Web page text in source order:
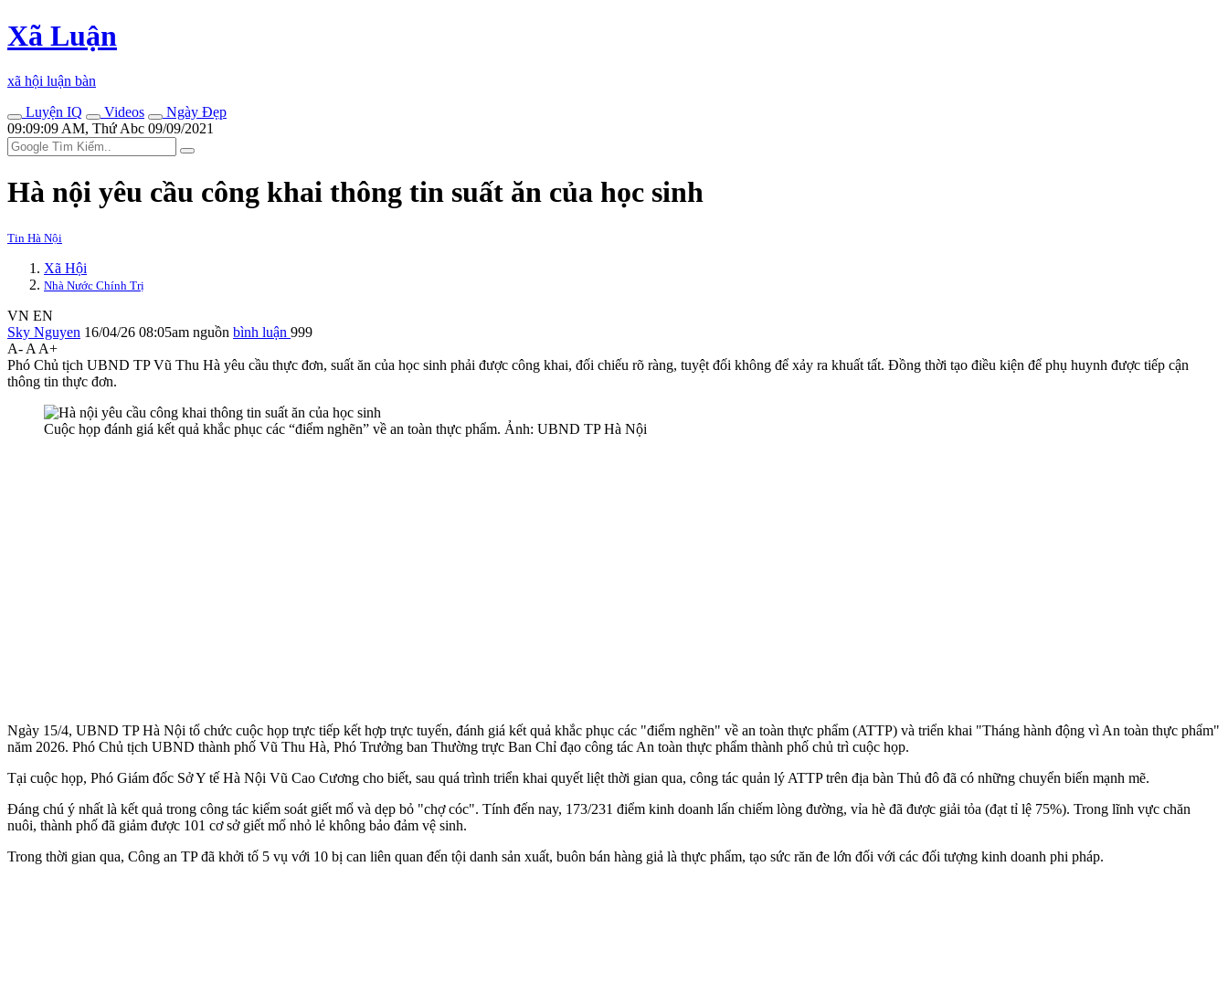
Xã Luận
xã hội luận bàn
Luyện IQ
Videos
Ngày Đẹp
09:09:09 AM, Thứ Abc 09/09/2021
Hà nội yêu cầu công khai thông tin suất ăn của học sinh
Tin Hà Nội
Xã Hội
Nhà Nước Chính Trị
VN EN
Sky Nguyen 16/04/26 08:05am nguồn bình luận 999
A- A A+
Phó Chủ tịch UBND TP Vũ Thu Hà yêu cầu thực đơn, suất ăn của học sinh phải được công khai, đối chiếu rõ ràng, tuyệt đối không để xảy ra khuất tất. Đồng thời tạo điều kiện để phụ huynh được tiếp cận
thông tin thực đơn.
Cuộc họp đánh giá kết quả khắc phục các “điểm nghẽn” về an toàn thực phẩm. Ảnh: UBND TP Hà Nội
Ngày 15/4, UBND TP Hà Nội tổ chức cuộc họp trực tiếp kết hợp trực tuyến, đánh giá kết quả khắc phục các "điểm nghẽn" về an toàn thực phẩm (ATTP) và triển khai "Tháng hành động vì An toàn thực phẩm"
năm 2026. Phó Chủ tịch UBND thành phố Vũ Thu Hà, Phó Trưởng ban Thường trực Ban Chỉ đạo công tác An toàn thực phẩm thành phố chủ trì cuộc họp.
Tại cuộc họp, Phó Giám đốc Sở Y tế Hà Nội Vũ Cao Cương cho biết, sau quá trình triển khai quyết liệt thời gian qua, công tác quản lý ATTP trên địa bàn Thủ đô đã có những chuyển biến mạnh mẽ.
Đáng chú ý nhất là kết quả trong công tác kiểm soát giết mổ và dẹp bỏ "chợ cóc". Tính đến nay, 173/231 điểm kinh doanh lấn chiếm lòng đường, vỉa hè đã được giải tỏa (đạt tỉ lệ 75%). Trong lĩnh vực chăn
nuôi, thành phố đã giảm được 101 cơ sở giết mổ nhỏ lẻ không bảo đảm vệ sinh.
Trong thời gian qua, Công an TP đã khởi tố 5 vụ với 10 bị can liên quan đến tội danh sản xuất, buôn bán hàng giả là thực phẩm, tạo sức răn đe lớn đối với các đối tượng kinh doanh phi pháp.